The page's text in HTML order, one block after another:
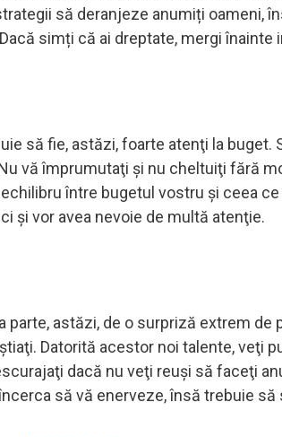
să deranjeze anumiți oameni,
simți că ai dreptate, mergi
să fie, astăzi, foarte atenţi la
vă împrumutaţi şi nu cheltuiţi fără
între bugetul vostru şi ceea
şi vor avea nevoie de multă atenţie.
parte, astăzi, de o surpriză extrem
Datorită acestor noi talente, veţi
dacă nu veţi reuşi să faceţi
să vă enerveze, însă trebuie